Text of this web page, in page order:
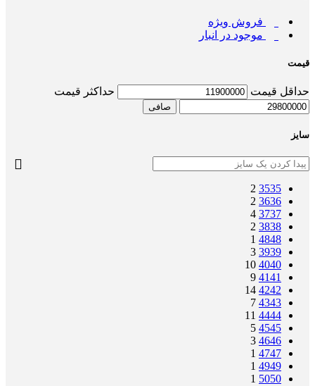
فروش ویژه
موجود در انبار
قیمت
حداقل قیمت حداكثر قيمت
صافی
سایز
3535
2
3636
2
3737
4
3838
2
4848
1
3939
3
4040
10
4141
9
4242
14
4343
7
4444
11
4545
5
4646
3
4747
1
4949
1
5050
1